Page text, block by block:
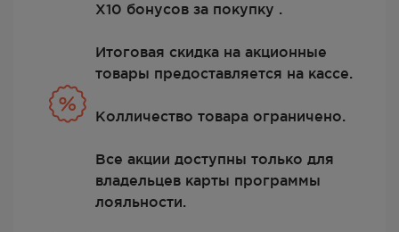
Х10 бонусов за покупку .
Итоговая скидка на акционные
товары предоставляется на кассе.
Колличество товара ограничено.
Все акции доступны только для
владельцев карты программы
лояльности.